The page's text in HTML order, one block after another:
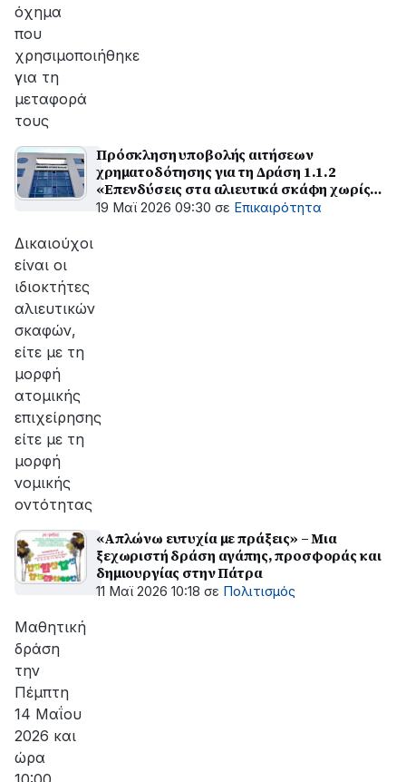
όχημα
που
χρησιμοποιήθηκε
για τη
μεταφορά
τους
Πρόσκληση υποβολής αιτήσεων
χρηματοδότησης για τη Δράση 1.1.2
«Επενδύσεις στα αλιευτικά σκάφη χωρίς
αύξηση αλιευτικής ικανότητας»
19 Μαϊ 2026 09:30 σε Επικαιρότητα
Δικαιούχοι
είναι οι
ιδιοκτήτες
αλιευτικών
σκαφών,
είτε με τη
μορφή
ατομικής
επιχείρησης
είτε με τη
μορφή
νομικής
οντότητας
«Απλώνω ευτυχία με πράξεις» – Μια
ξεχωριστή δράση αγάπης, προσφοράς και
δημιουργίας στην Πάτρα
11 Μαϊ 2026 10:18 σε Πολιτισμός
Μαθητική
δράση
την
Πέμπτη
14 Μαΐου
2026 και
ώρα